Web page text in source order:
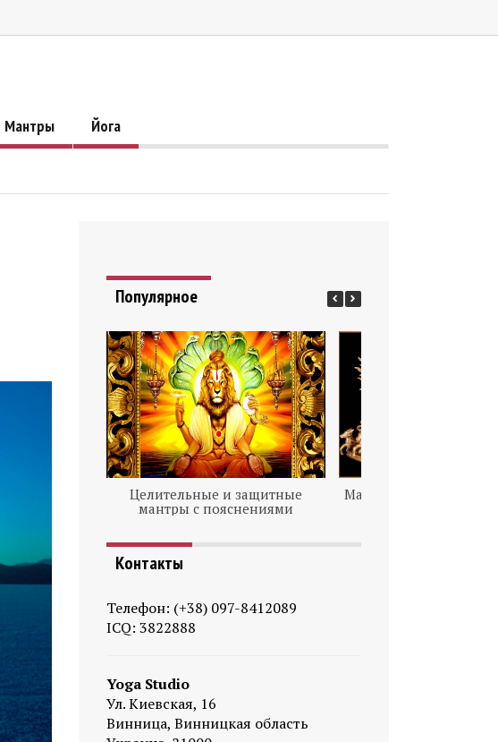
Мантры Йога
Популярное
Целительные и защитные
мантры с пояснениями
Мантра SURYA —
Контакты
Телефон: (+38) 097-8412089
ICQ: 3822888
Yoga Studio
Ул. Киевская, 16
Винница, Винницкая область